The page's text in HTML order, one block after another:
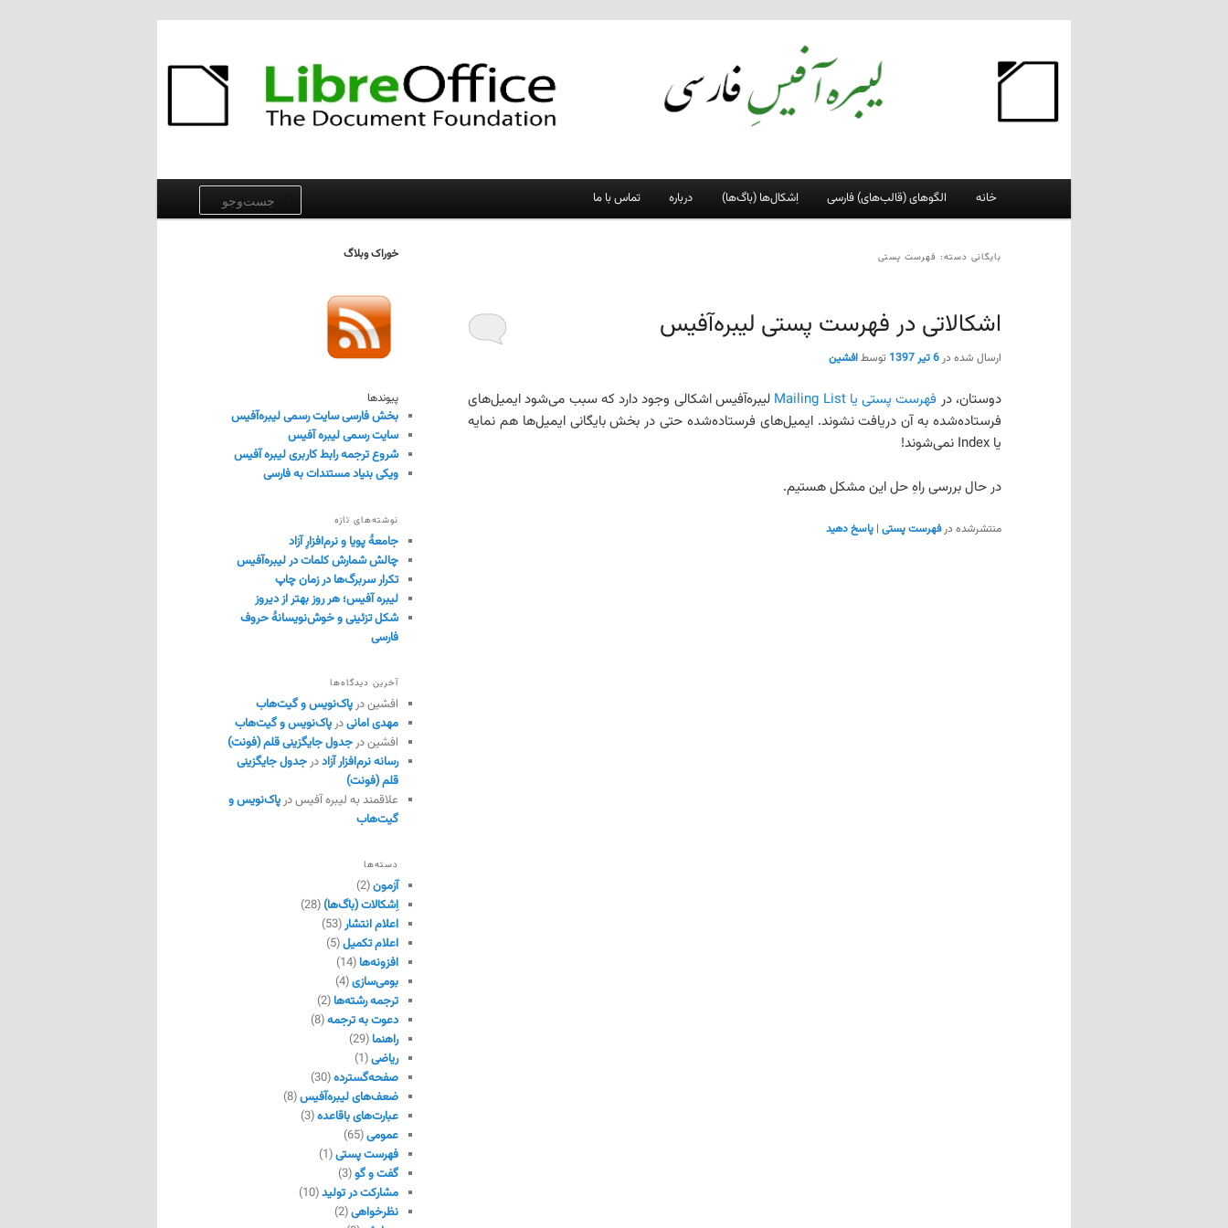
لیبره‌آفیس فارسی
وبلاگ فعالان پروژهٔ لیبره‌آفیس فارسی
جست‌وجو
خانه الگوهای (قالب‌های) فارسی اِشکال‌ها (باگ‌ها) درباره تماس با ما
بایگانی دسته: فهرست پستی
اشکالاتی در فهرست پستی لیبره‌آفیس
ارسال شده در 6 تیر 1397 توسطافشین
دوستان، در فهرست پستی یا Mailing List
لیبره‌آفیس اشکالی وجود دارد که سبب می‌شود ایمیل‌های
فرستاده‌شده به آن دریافت نشوند. ایمیل‌های فرستاده‌شده حتی در بخش بایگانی ایمیل‌ها هم نمایه
یا Index نمی‌شوند!
در حال بررسی راهِ حل این مشکل هستیم.
منتشرشده در فهرست پستی | پاسخ دهید
خوراک وبلاگ
پیوندها
بخش فارسی سایت رسمی لیبره‌آفیس
سایت رسمی لیبره آفیس
شروع ترجمه رابط کاربری لیبره آفیس
ویکی بنیاد مستندات به فارسی
نوشته‌های تازه
جامعهٔ پویا و نرم‌افزارِ آزاد
چالش شمارش کلمات در لیبره‌آفیس
تکرار سربرگ‌ها در زمان چاپ
لیبره آفیس؛ هر روز بهتر از دیروز
شکل تزئینی و خوش‌نویسانهٔ حروف
فارسی
آخرین دیدگاه‌ها
افشیندر پاک‌نویس و گیت‌هاب
مهدی امانیدر پاک‌نویس و گیت‌هاب
افشیندر جدول جایگزینی قلم (فونت)
رسانه نرم‌افزار آزاددر جدول جایگزینی
قلم (فونت)
علاقمند به لیبره آفیسدر پاک‌نویس و
گیت‌هاب
دسته‌ها
آزمون(2)
اِشکالات (باگ‌ها)(28)
اعلام انتشار(53)
اعلام تکمیل(5)
افزونه‌ها (14)
بومی‌سازی(4)
ترجمه رشته‌ها (2)
دعوت به ترجمه(8)
راهنما (29)
ریاضی(1)
صفحه‌گسترده(30)
ضعف‌های لیبره‌آفیس(8)
عبارت‌های باقاعده(3)
عمومی(65)
فهرست پستی(1)
گفت و گو(3)
مشارکت در تولید(10)
نظرخواهی(2)